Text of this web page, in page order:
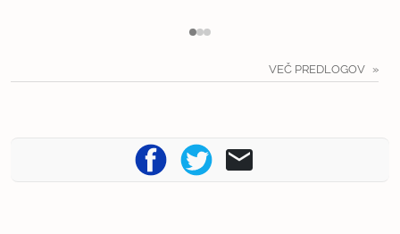
VEČ PREDLOGOV